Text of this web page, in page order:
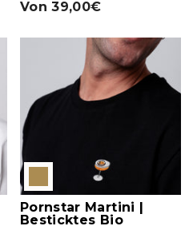
Von 39,00€
Pornstar Martini |
Besticktes Bio